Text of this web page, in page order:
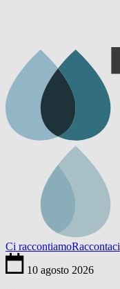
Ci raccontiamoRaccontaci
10 agosto 2026